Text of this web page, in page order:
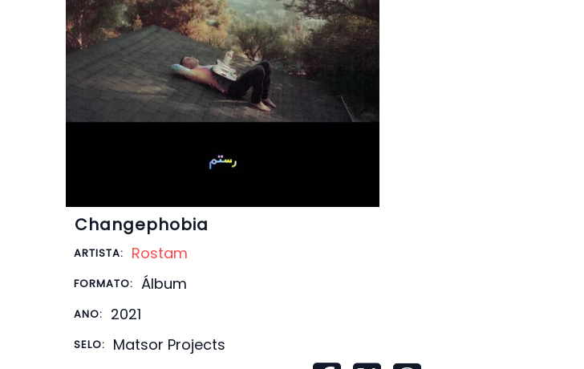
Changephobia
ARTISTA: Rostam
FORMATO: Álbum
ANO: 2021
SELO: Matsor Projects